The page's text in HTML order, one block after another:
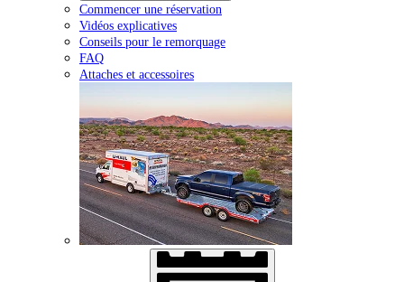
Commencer une réservation
Vidéos explicatives
Conseils pour le remorquage
FAQ
Attaches et accessoires